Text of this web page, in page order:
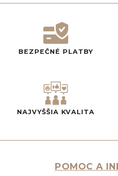
BEZPEČNÉ PLATBY
NAJVYŠŠIA KVALITA
POMOC A